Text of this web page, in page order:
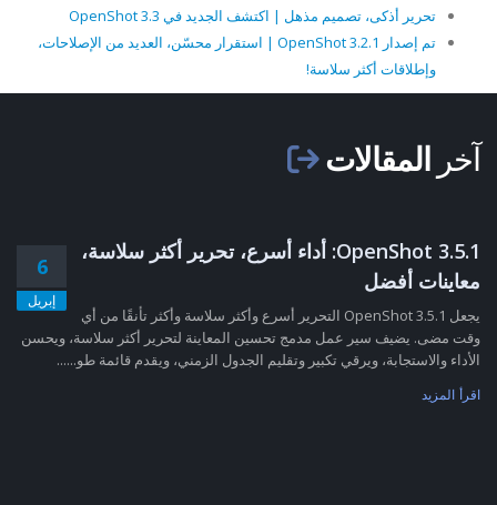
تحرير أذكى، تصميم مذهل | اكتشف الجديد في OpenShot 3.3
تم إصدار OpenShot 3.2.1 | استقرار محسّن، العديد من الإصلاحات،
وإطلاقات أكثر سلاسة!
آخر المقالات
6
إبريل
OpenShot 3.5.1: أداء أسرع، تحرير أكثر سلاسة،
معاينات أفضل
يجعل OpenShot 3.5.1 التحرير أسرع وأكثر سلاسة وأكثر تأنقًا من أي
وقت مضى. يضيف سير عمل مدمج تحسين المعاينة لتحرير أكثر سلاسة، ويحسن
الأداء والاستجابة، ويرقي تكبير وتقليم الجدول الزمني، ويقدم قائمة طو......
اقرأ المزيد